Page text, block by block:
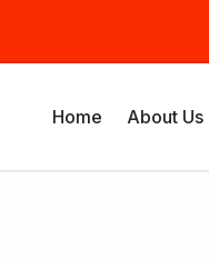
Home About Us